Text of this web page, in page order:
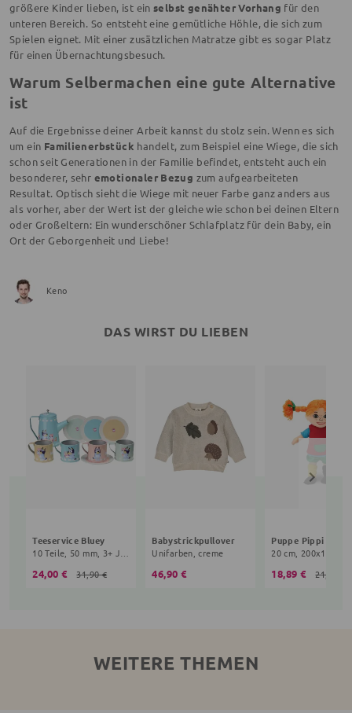
größere Kinder lieben, ist einselbst genähter Vorhang für den
unteren Bereich. So entsteht eine gemütliche Höhle, die sich zum
Spielen eignet. Mit einer zusätzlichen Matratze gibt es sogar Platz
für einen Übernachtungsbesuch.
Warum Selbermachen eine gute Alternative
ist
Auf die Ergebnisse deiner Arbeit kannst du stolz sein. Wenn es sich
um ein Familienerbstück handelt, zum Beispiel eine Wiege, die sich
schon seit Generationen in der Familie befindet, entsteht auch ein
besonderer, sehr emotionaler Bezug zum aufgearbeiteten
Resultat. Optisch sieht die Wiege mit neuer Farbe ganz anders aus
als vorher, aber der Wert ist der gleiche wie schon bei deinen Eltern
oder Großeltern: Ein wunderschöner Schlafplatz für dein Baby, ein
Ort der Geborgenheit und Liebe!
Keno
DAS WIRST DU LIEBEN
Teeservice Bluey
24,00 € 31,90 €
Babystrickpullover
Unifarben, creme
46,90 € 18,89 € 21,90 €
WEITERE THEMEN